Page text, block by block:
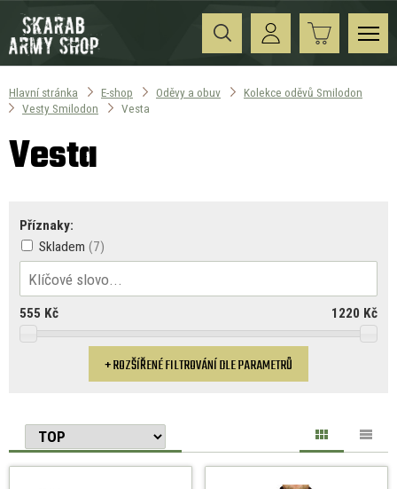
Hlavní stránka E-shop Oděvy a obuv
Kolekce oděvů Smilodon
Vesty Smilodon
Vesta
Vesta
Příznaky:
Skladem
555 Kč 1220 Kč
ROZŠÍŘENÉ FILTROVÁNÍ DLE PARAMETRŮ